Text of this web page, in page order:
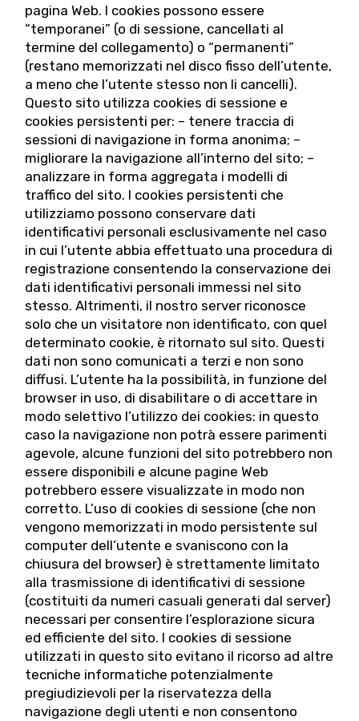
pagina Web. I cookies possono essere
“temporanei” (o di sessione, cancellati al
termine del collegamento) o “permanenti”
(restano memorizzati nel disco fisso dell’utente,
a meno che l’utente stesso non li cancelli).
Questo sito utilizza cookies di sessione e
cookies persistenti per: – tenere traccia di
sessioni di navigazione in forma anonima; –
migliorare la navigazione all’interno del sito; –
analizzare in forma aggregata i modelli di
traffico del sito. I cookies persistenti che
utilizziamo possono conservare dati
identificativi personali esclusivamente nel caso
in cui l’utente abbia effettuato una procedura di
registrazione consentendo la conservazione dei
dati identificativi personali immessi nel sito
stesso. Altrimenti, il nostro server riconosce
solo che un visitatore non identificato, con quel
determinato cookie, è ritornato sul sito. Questi
dati non sono comunicati a terzi e non sono
diffusi. L’utente ha la possibilità, in funzione del
browser in uso, di disabilitare o di accettare in
modo selettivo l’utilizzo dei cookies: in questo
caso la navigazione non potrà essere parimenti
agevole, alcune funzioni del sito potrebbero non
essere disponibili e alcune pagine Web
potrebbero essere visualizzate in modo non
corretto. L’uso di cookies di sessione (che non
vengono memorizzati in modo persistente sul
computer dell’utente e svaniscono con la
chiusura del browser) è strettamente limitato
alla trasmissione di identificativi di sessione
(costituiti da numeri casuali generati dal server)
necessari per consentire l’esplorazione sicura
ed efficiente del sito. I cookies di sessione
utilizzati in questo sito evitano il ricorso ad altre
tecniche informatiche potenzialmente
pregiudizievoli per la riservatezza della
navigazione degli utenti e non consentono